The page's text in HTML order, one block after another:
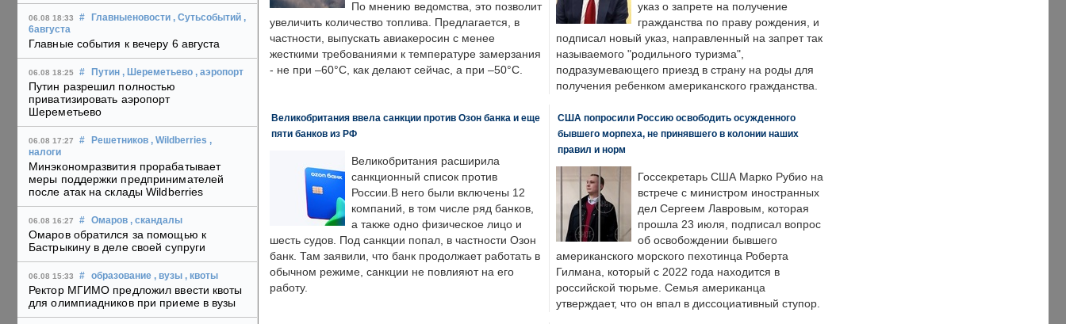
06.08 18:33 # Главныеновости , Сутьсобытий ,
6августа
Главные события к вечеру 6 августа
06.08 18:25 # Путин , Шереметьево , аэропорт
Путин разрешил полностью
приватизировать аэропорт
Шереметьево
06.08 17:27 # Решетников , Wildberries ,
налоги
Минэкономразвития прорабатывает
меры поддержки предпринимателей
после атак на склады Wildberries
06.08 16:27 # Омаров , скандалы
Омаров обратился за помощью к
Бастрыкину в деле своей супруги
06.08 15:33 # образование , вузы , квоты
Ректор МГИМО предложил ввести квоты
для олимпиадников при приеме в вузы
По мнению ведомства, это позволит
увеличить количество топлива. Предлагается, в
частности, выпускать авиакеросин с менее
жесткими требованиями к температуре замерзания
- не при –60°C, как делают сейчас, а при –50°C.
указ о запрете на получение
гражданства по праву рождения, и
подписал новый указ, направленный на запрет так
называемого "родильного туризма",
подразумевающего приезд в страну на роды для
получения ребенком американского гражданства.
Великобритания ввела санкции против Озон банка и еще
пяти банков из РФ
Великобритания расширила
санкционный список против
России.В него были включены 12
компаний, в том числе ряд банков,
а также одно физическое лицо и
шесть судов. Под санкции попал, в частности Озон
банк. Там заявили, что банк продолжает работать в
обычном режиме, санкции не повлияют на его
работу.
США попросили Россию освободить осужденного
бывшего морпеха, не принявшего в колонии наших
правил и норм
Госсекретарь США Марко Рубио на
встрече с министром иностранных
дел Сергеем Лавровым, которая
прошла 23 июля, подписал вопрос
об освобождении бывшего
американского морского пехотинца Роберта
Гилмана, который с 2022 года находится в
российской тюрьме. Семья американца
утверждает, что он впал в диссоциативный ступор.